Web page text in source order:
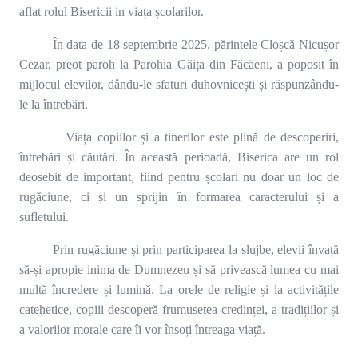
aflat rolul Bisericii in viața școlarilor.
În data de 18 septembrie 2025, părintele Cloșcă Nicușor
Cezar, preot paroh la Parohia Găița din Făcăeni, a poposit în
mijlocul elevilor, dându-le sfaturi duhovnicești și răspunzându-
le la întrebări.
Viața copiilor și a tinerilor este plină de descoperiri,
întrebări și căutări. În această perioadă, Biserica are un rol
deosebit de important, fiind pentru școlari nu doar un loc de
rugăciune, ci și un sprijin în formarea caracterului și a
sufletului.
Prin rugăciune și prin participarea la slujbe, elevii învață
să-și apropie inima de Dumnezeu și să privească lumea cu mai
multă încredere și lumină. La orele de religie și la activitățile
catehetice, copiii descoperă frumusețea credinței, a tradițiilor și
a valorilor morale care îi vor însoți întreaga viață.